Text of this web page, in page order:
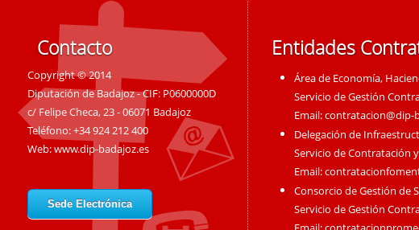
Contacto
Copyright © 2014
Diputación de Badajoz - CIF: P0600000D
c/ Felipe Checa, 23 - 06071 Badajoz
Teléfono: +34 924 212 400
Web:www.dip-badajoz.es
Sede Electrónica
Entidades
Área de Economía,
Servicio de Gestión
Email:contratacion@dip-
Delegación de
Servicio de Contratación
Email:
Consorcio de Gestión de
Servicio de Gestión